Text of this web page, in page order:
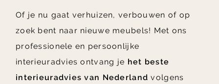
Of je nu gaat verhuizen, verbouwen of op
zoek bent naar nieuwe meubels! Met ons
professionele en persoonlijke
interieuradvies ontvang je het beste
interieuradvies van Nederland volgens